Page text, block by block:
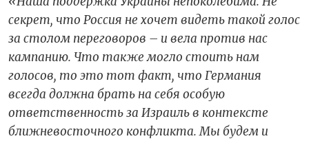
секрет, что Россия не хочет видеть такой голос
за столом переговоров – и вела против нас
кампанию. Что также могло стоить нам
голосов, то это тот факт, что Германия
всегда должна брать на себя особую
ответственность за Израиль в контексте
ближневосточного конфликта. Мы будем и